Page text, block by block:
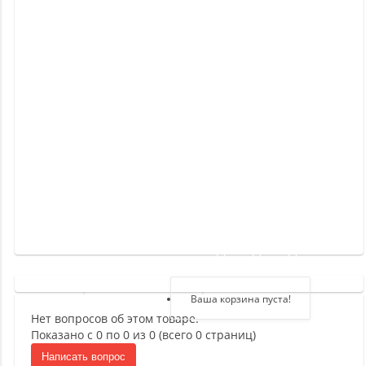
Регистрация
Авторизация
Ваша корзина пуста!
Нет вопросов об этом товаре.
Показано с 0 по 0 из 0 (всего 0 страниц)
Написать вопрос